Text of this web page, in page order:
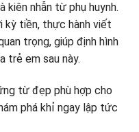
trẻ em
nhẫn từ phụ huynh.
tiền, thực hành viết
trọng, giúp định hình
trẻ em sau này.
từ đẹp phù hợp cho
phá khỉ ngay lập tức